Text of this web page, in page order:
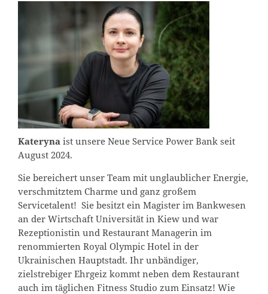
Kateryna ist unsere Neue Service Power Bank seit
August 2024.
Sie bereichert unser Team mit unglaublicher Energie,
verschmitztem Charme und ganz großem
Servicetalent! Sie besitzt ein Magister im Bankwesen
an der Wirtschaft Universität in Kiew und war
Rezeptionistin und Restaurant Managerin im
renommierten Royal Olympic Hotel in der
Ukrainischen Hauptstadt. Ihr unbändiger,
zielstrebiger Ehrgeiz kommt neben dem Restaurant
auch im täglichen Fitness Studio zum Einsatz! Wie